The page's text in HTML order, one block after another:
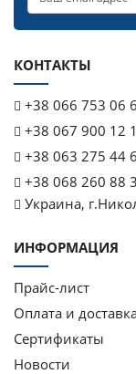
КОНТАКТЫ
+38 066 753 06
+38 067 900 12
+38 063 275 44
+38 068 260 88
Украина,
ИНФОРМАЦИЯ
Прайс-лист
Оплата и
Сертификаты
Новости